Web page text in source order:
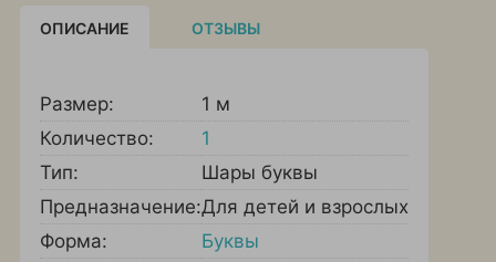
ОПИСАНИЕ ОТЗЫВЫ
Размер:
1 м
Количество:
1
Тип:
Шары буквы
Предназначение:Для детей и взрослых
Форма:
Буквы